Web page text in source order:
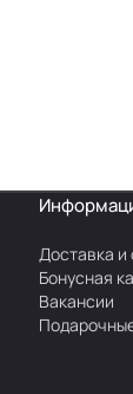
Доставка и
Бонусная
Вакансии